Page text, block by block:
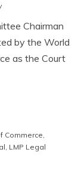
Chairman
by the World
as the Court
Commerce
LMP Legal